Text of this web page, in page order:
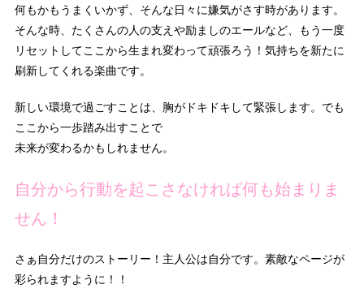
何もかもうまくいかず、そんな日々に嫌気がさす時があります。
そんな時、たくさんの人の支えや励ましのエールなど、もう一度
リセットしてここから生まれ変わって頑張ろう！気持ちを新たに
刷新してくれる楽曲です。
新しい環境で過ごすことは、胸がドキドキして緊張します。でも
ここから一歩踏み出すことで
未来が変わるかもしれません。
自分から行動を起こさなければ何も始まりま
せん！
さぁ自分だけのストーリー！主人公は自分です。素敵なページが
彩られますように！！